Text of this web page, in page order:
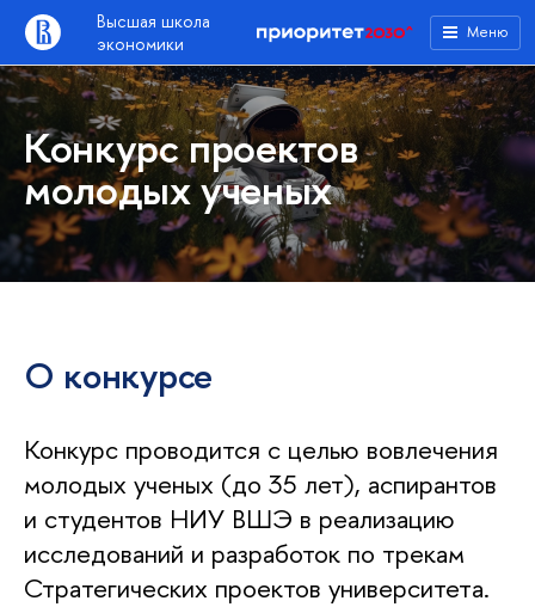
Высшая школа
экономики
Меню
Конкурс проектов
молодых ученых
О конкурсе
Конкурс проводится с целью вовлечения
молодых ученых (до 35 лет), аспирантов
и студентов НИУ ВШЭ в реализацию
исследований и разработок по трекам
Стратегических проектов университета.